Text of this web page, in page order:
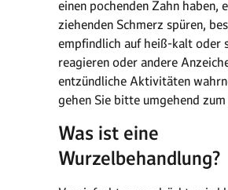
einen pochenden Zahn haben,
ziehenden Schmerz spüren,
empfindlich auf heiß-kalt oder
reagieren oder andere
entzündliche Aktivitäten
gehen Sie bitte umgehend
Was ist eine
Wurzelbehandlung?